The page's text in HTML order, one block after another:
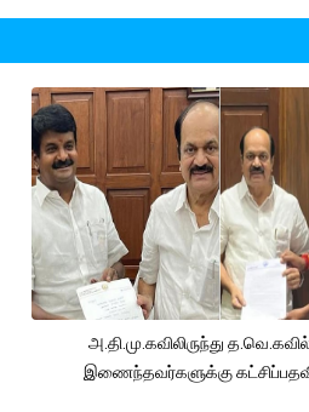
அ.தி.மு.கவிலிருந்து
இணைந்தவர்களுக்கு